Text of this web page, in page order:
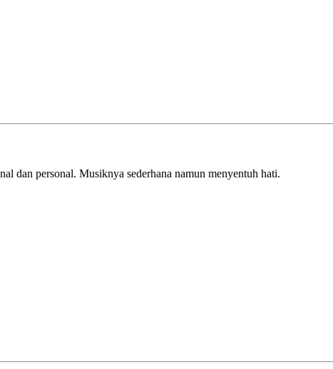
dan personal. Musiknya sederhana namun menyentuh hati.